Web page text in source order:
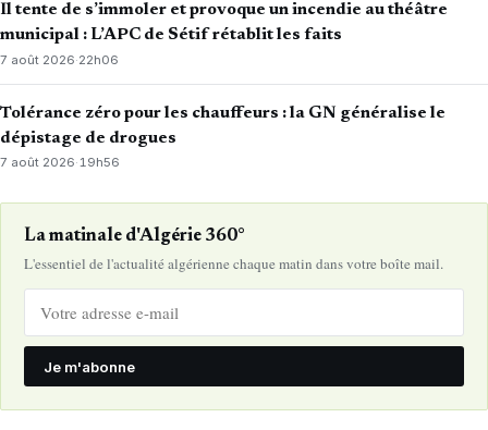
Il tente de s’immoler et provoque un incendie au théâtre
municipal : L’APC de Sétif rétablit les faits
7 août 2026·22h06
Tolérance zéro pour les chauffeurs : la GN généralise le
dépistage de drogues
7 août 2026·19h56
La matinale d'Algérie 360°
L'essentiel de l'actualité algérienne chaque matin dans votre boîte mail.
Je m'abonne